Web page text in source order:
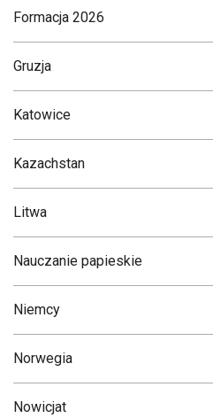
Formacja 2026
Gruzja
Katowice
Kazachstan
Litwa
Nauczanie papieskie
Niemcy
Norwegia
Nowicjat